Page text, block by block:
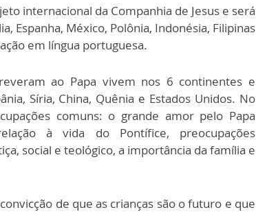
internacional da Companhia de Jesus e será
Espanha, México, Polônia, Indonésia, Filipinas
em língua portuguesa.
ao Papa vivem nos 6 continentes e
Síria, China, Quênia e Estados Unidos. No
comuns: o grande amor pelo Papa
à vida do Pontífice, preocupações
social e teológico, a importância da família e
de que as crianças são o futuro e que